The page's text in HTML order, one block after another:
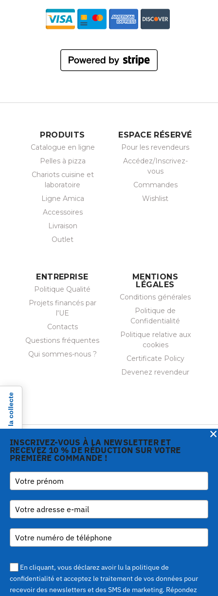
PRODUITS
Catalogue en ligne
Pelles à pizza
Chariots cuisine et
laboratoire
Ligne Amica
Accessoires
Livraison
Outlet
ESPACE RÉSERVÉ
Pour les revendeurs
Accédez/Inscrivez-
vous
Commandes
Wishlist
ENTREPRISE
Politique Qualité
Projets financés par
l'UE
Contacts
Questions fréquentes
Qui sommes-nous ?
MENTIONS
LÉGALES
Conditions générales
Politique de
Confidentialité
Politique relative aux
cookies
Certificate Policy
Devenez revendeur
Copyright © 2026 Gi.Metal
srl - VAT no. 01888690979
Via Croce Rossa 1/C - 51037
Montale PT
Téléphone:+39 0573
inform@gimetal.it
UI v. 0.0.240 prod
Vos choix en matière de confidentialité
Notification lors de la collecteINSCRIVEZ-VOUS À LA NEWSLETTER ET
RECEVEZ 10 % DE RÉDUCTION SUR VOTRE
PREMIÈRE COMMANDE !
En cliquant, vous déclarez avoir lu la politique de
confidentialité et acceptez le traitement de vos données pour
recevoir des newsletters et des SMS de marketing. Répondez
×